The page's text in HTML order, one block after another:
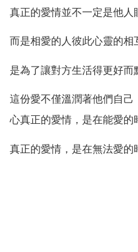
真正的愛情並不一定是他人
而是相愛的人彼此心靈的相
是為了讓對方生活得更好而
這份愛不僅溫潤著他們自
心真正的愛情，是在能愛的
真正的愛情，是在無法愛的